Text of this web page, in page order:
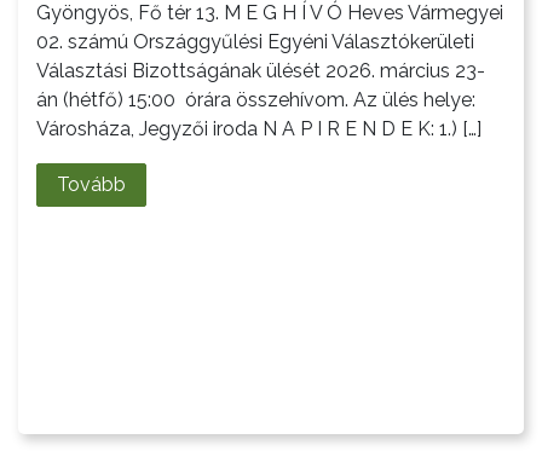
Gyöngyös, Fő tér 13. M E G H Í V Ó Heves Vármegyei
02. számú Országgyűlési Egyéni Választókerületi
Választási Bizottságának ülését 2026. március 23-
án (hétfő) 15:00 órára összehívom. Az ülés helye:
Városháza, Jegyzői iroda N A P I R E N D E K: 1.) […]
Tovább